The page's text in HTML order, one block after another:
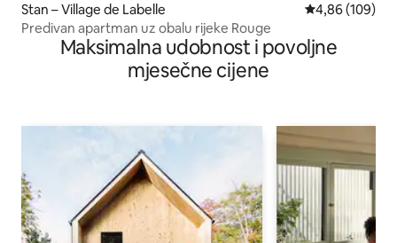
Stan – Village de Labelle Prosječna
4,86 (109)
Predivan apartman uz obalu rijeke Rouge
Maksimalna udobnost i povoljne
mjesečne cijene